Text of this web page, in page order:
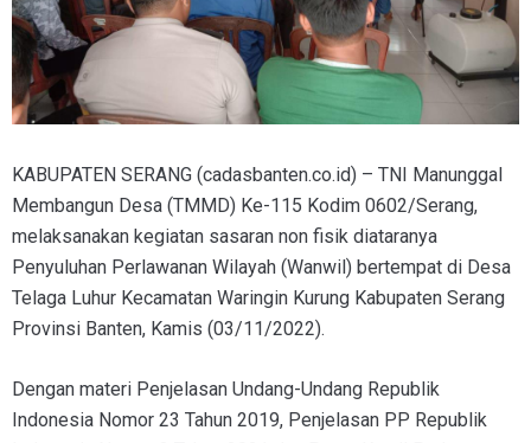
KABUPATEN SERANG (cadasbanten.co.id) – TNI Manunggal
Membangun Desa (TMMD) Ke-115 Kodim 0602/Serang,
melaksanakan kegiatan sasaran non fisik diataranya
Penyuluhan Perlawanan Wilayah (Wanwil) bertempat di Desa
Telaga Luhur Kecamatan Waringin Kurung Kabupaten Serang
Provinsi Banten, Kamis (03/11/2022).
Dengan materi Penjelasan Undang-Undang Republik
Indonesia Nomor 23 Tahun 2019, Penjelasan PP Republik